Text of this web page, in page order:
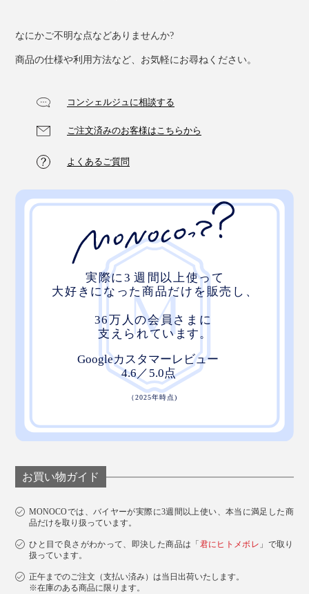
なにかご不明な点などありませんか?
商品の仕様や利用方法など、お気軽にお尋ねください。
コンシェルジュに相談する
ご注文済みのお客様はこちらから
よくあるご質問
お買い物ガイド
MONOCOでは、バイヤーが実際に3週間以上使い、本当に満足した商
品だけを取り扱っています。
ひと目で良さがわかって、即決した商品は「 君にヒトメボレ 」で取り
扱っています。
正午までのご注文（支払い済み）は当日出荷いたします。
※在庫のある商品に限ります。